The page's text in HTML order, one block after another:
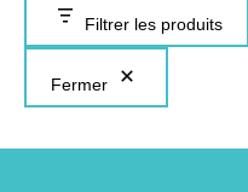
Filtrer les produits
Fermer